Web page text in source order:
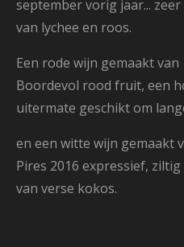
september vorig jaar...
van lychee en roos.
Een rode wijn gemaakt
Boordevol rood fruit, een
uitermate geschikt om
en een witte wijn gemaakt
Pires 2016 expressief,
van verse kokos.